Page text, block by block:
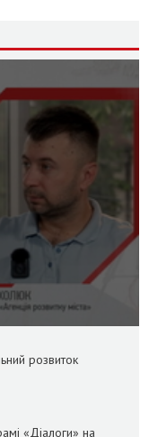
розвиток
«Діалоги» на